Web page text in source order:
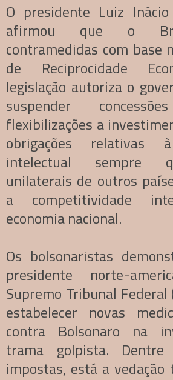
O presidente Luiz
afirmou que o
contramedidas com base
de Reciprocidade
legislação autoriza o
suspender
flexibilizações a
obrigações relativas
intelectual sempre
unilaterais de outros
a competitividade
economia nacional.
Os bolsonaristas
presidente norte-
Supremo Tribunal Federal
estabelecer novas
contra Bolsonaro na
trama golpista.
impostas, está a